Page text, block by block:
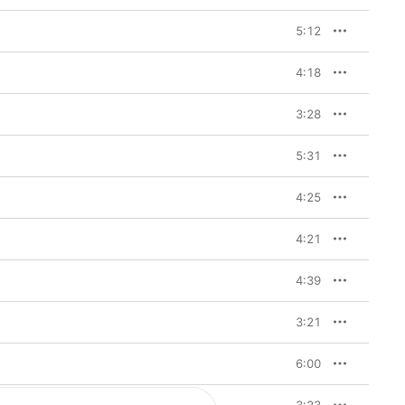
5:12
4:18
3:28
5:31
4:25
4:21
4:39
3:21
6:00